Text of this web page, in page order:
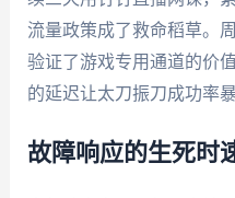
流量政策成了救命稻草。
验证了游戏专用通道的价
的延迟让太刀振刀成功率暴
故障响应的生死时